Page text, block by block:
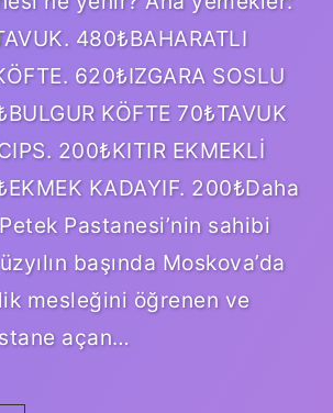
480₺BAHARATLI
620₺IZGARA SOSLU
KÖFTE 70₺TAVUK
200₺KITIR EKMEKLİ
KADAYIF. 200₺Daha
Pastanesi’nin sahibi
başında Moskova’da
mesleğini öğrenen ve
açan…